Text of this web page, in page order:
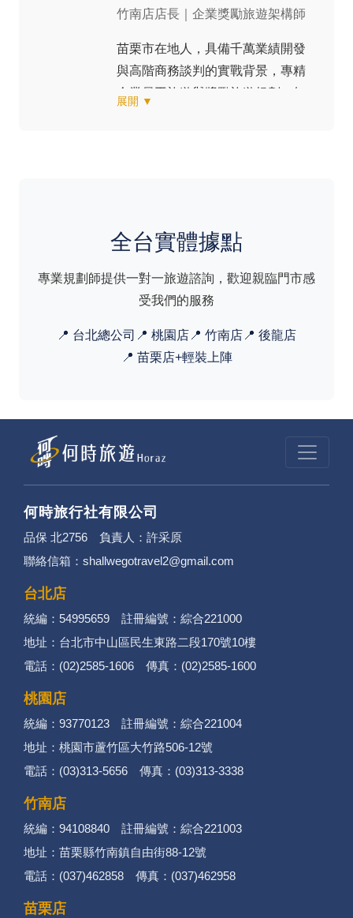
竹南店店長｜企業獎勵旅遊架構師
苗栗市在地人，具備千萬業績開發
與高階商務談判的實戰背景，專精
企業員工旅遊與獎勵旅遊規劃。無
蓮潔西艾美這樣，把在地文化揉進
每個細節的渡假酒店，正是他會特
別想推薦的類型。
專長：#企業獎勵旅遊 #員工旅遊策
劃 #商務資源整合 #預算精算控管
展開 ▼
全台實體據點
專業規劃師提供一對一旅遊諮詢，歡迎親臨門市感
受我們的服務
📍 台北總公司 📍 桃園店 📍 竹南店 📍 後龍店
📍 苗栗店+輕裝上陣
何時旅行社有限公司
品保 北2756 負責人：許采原
聯絡信箱：shallwegotravel2@gmail.com
台北店
統編：54995659 註冊編號：綜合221000
地址：台北市中山區民生東路二段170號10樓
電話：(02)2585-1606 傳真：(02)2585-1600
桃園店
統編：93770123 註冊編號：綜合221004
地址：桃園市蘆竹區大竹路506-12號
電話：(03)313-5656 傳真：(03)313-3338
竹南店
統編：94108840 註冊編號：綜合221003
地址：苗栗縣竹南鎮自由街88-12號
電話：(037)462858 傳真：(037)462958
苗栗店